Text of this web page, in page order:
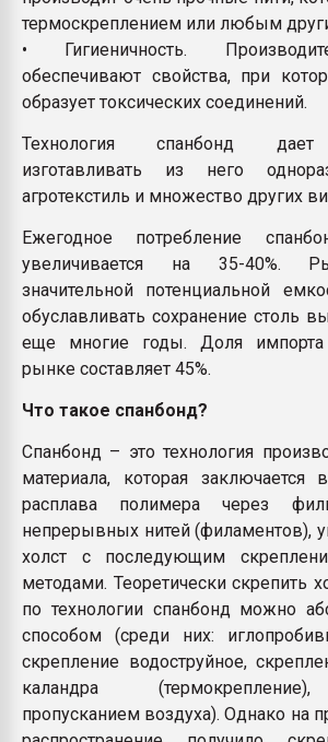
термоскреплением или любым
• Гигиеничность.
обеспечивают свойства, при
образует токсических соединений.
Технология спанбонд дает
изготавливать из него
агротекстиль и множество других
Ежегодное потребление
увеличивается на 35-40%.
значительной потенциальной
обуславливать сохранение столь
еще многие годы. Доля импорта
рынке составляет 45%.
Что такое спанбонд?
Спанбонд – это технология
материала, которая
расплава полимера через
непрерывных нитей (филаментов),
холст с последующим
методами. Теоретически скрепить
по технологии спанбонд можно
способом (среди них:
скрепление водоструйное,
каландра
пропусканием воздуха). Однако на